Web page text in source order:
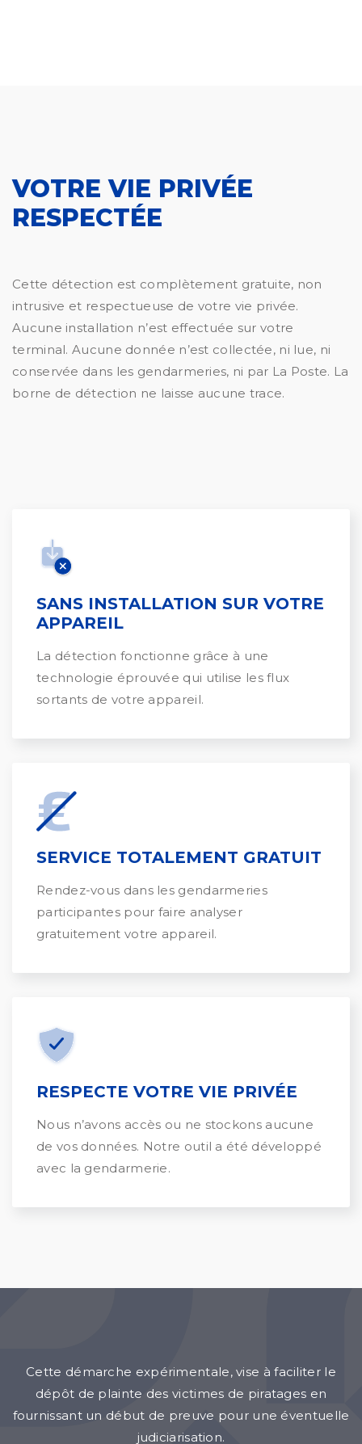
VOTRE VIE PRIVÉE
RESPECTÉE
Cette détection est complètement gratuite, non
intrusive et respectueuse de votre vie privée.
Aucune installation n’est effectuée sur votre
terminal. Aucune donnée n’est collectée, ni lue, ni
conservée dans les gendarmeries, ni par La Poste. La
borne de détection ne laisse aucune trace.
SANS INSTALLATION SUR VOTRE
APPAREIL
La détection fonctionne grâce à une
technologie éprouvée qui utilise les flux
sortants de votre appareil.
SERVICE TOTALEMENT GRATUIT
Rendez-vous dans les gendarmeries
participantes pour faire analyser
gratuitement votre appareil.
RESPECTE VOTRE VIE PRIVÉE
Nous n’avons accès ou ne stockons aucune
de vos données. Notre outil a été développé
avec la gendarmerie.
Cette démarche expérimentale, vise à faciliter le
dépôt de plainte des victimes de piratages en
fournissant un début de preuve pour une éventuelle
judiciarisation.